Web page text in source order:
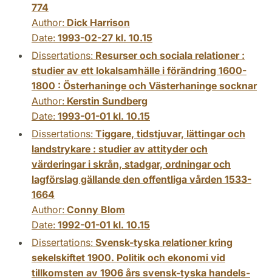
774
Author: Dick Harrison
Date: 1993-02-27 kl. 10.15
Dissertations: Resurser och sociala relationer :
studier av ett lokalsamhälle i förändring 1600-
1800 : Österhaninge och Västerhaninge socknar
Author: Kerstin Sundberg
Date: 1993-01-01 kl. 10.15
Dissertations: Tiggare, tidstjuvar, lättingar och
landstrykare : studier av attityder och
värderingar i skrån, stadgar, ordningar och
lagförslag gällande den offentliga vården 1533-
1664
Author: Conny Blom
Date: 1992-01-01 kl. 10.15
Dissertations: Svensk-tyska relationer kring
sekelskiftet 1900. Politik och ekonomi vid
tillkomsten av 1906 års svensk-tyska handels-